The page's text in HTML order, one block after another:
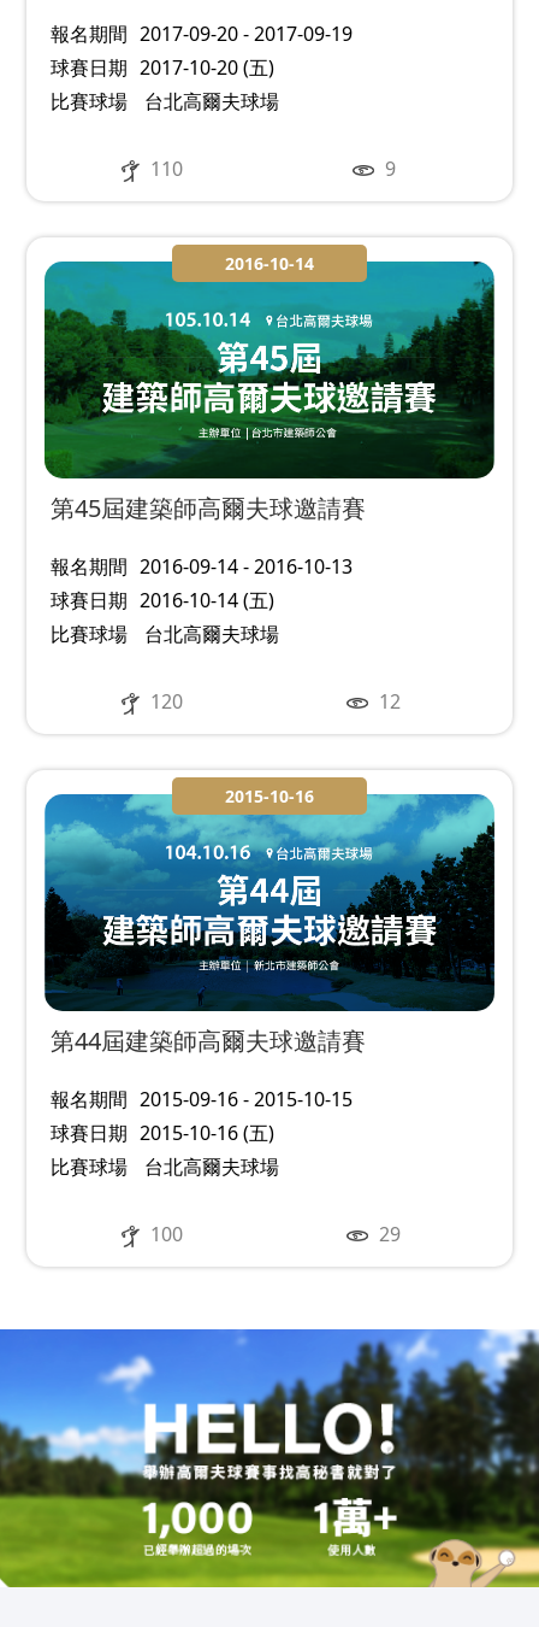
報名期間 2017-09-20 - 2017-09-19
球賽日期 2017-10-20 (五)
比賽球場
台北高爾夫球場
110 9
2016-10-14
第45屆建築師高爾夫球邀請賽
報名期間 2016-09-14 - 2016-10-13
球賽日期 2016-10-14 (五)
比賽球場
台北高爾夫球場
120 12
2015-10-16
第44屆建築師高爾夫球邀請賽
報名期間 2015-09-16 - 2015-10-15
球賽日期 2015-10-16 (五)
比賽球場
台北高爾夫球場
100 29